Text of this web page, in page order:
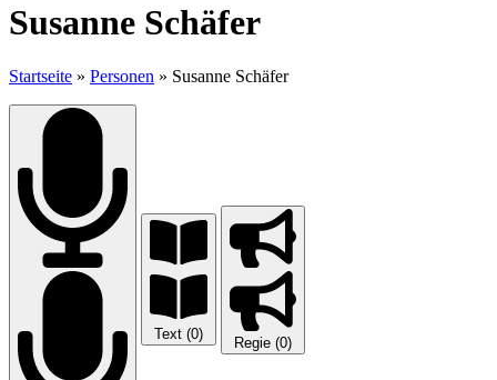
Susanne Schäfer
Startseite » Personen » Susanne Schäfer
Text (0) Regie (0)